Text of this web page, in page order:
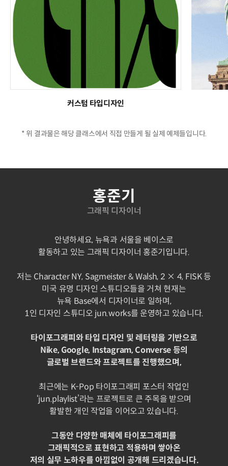
커스텀 타입디자인
* 위 결과물은 해당 클래스에서 직접 만들게 될 실제 예제들입니다.
홍준기
그래픽 디자이너
안녕하세요, 뉴욕과 서울을 베이스로
활동하고 있는 그래픽 디자이너 홍준기입니다.
저는 Character NY, Sagmeister & Walsh, 2 × 4, FISK 등
미국 유명 디자인 스튜디오들을 거쳐 현재는
뉴욕 Base에서 디자이너로 일하며,
1인 디자인 스튜디오 jun.works를 운영하고 있습니다.
타이포그래피와 타입 디자인 및 레터링을 기반으로
Nike, Google, Instagram, Converse 등의
글로벌 브랜드와 프로젝트를 진행했으며,
최근에는 K-Pop 타이포그래피 포스터 작업인
‘jun.playlist’라는 프로젝트로 큰 주목을 받으며
활발한 개인 작업을 이어오고 있습니다.
그동안 다양한 매체에 타이포그래피를
그래픽적으로 표현하고 적용하며 쌓아온
저의 실무 노하우를 아낌없이 공개해 드리겠습니다.